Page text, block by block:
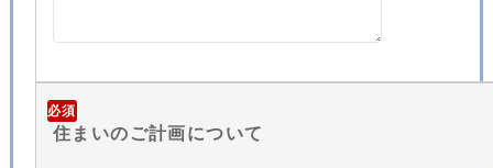
必須
住まいのご計画について